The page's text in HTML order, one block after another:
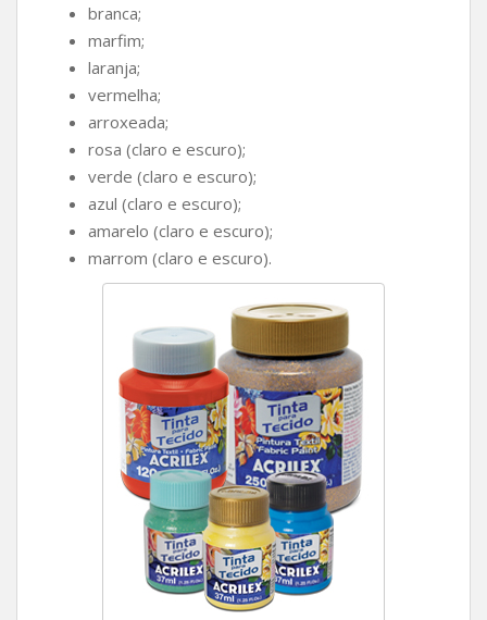
branca;
marfim;
laranja;
vermelha;
arroxeada;
rosa (claro e escuro);
verde (claro e escuro);
azul (claro e escuro);
amarelo (claro e escuro);
marrom (claro e escuro).